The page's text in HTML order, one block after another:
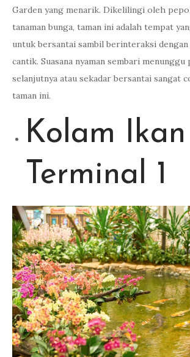
Garden yang menarik. Dikelilingi oleh
tanaman bunga, taman ini adalah tempat
untuk bersantai sambil berinteraksi
cantik. Suasana nyaman sembari menunggu
selanjutnya atau sekadar bersantai sangat
taman ini.
Kolam
Terminal 1